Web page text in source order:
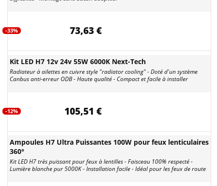
-33% 73,63 €
Kit LED H7 12v 24v 55W 6000K Next-Tech
Radiateur à ailettes en cuivre style "radiator cooling" - Doté d'un système
Canbus anti-erreur ODB - Haute qualité - Compact et facile à installer
-12% 105,51 €
Ampoules H7 Ultra Puissantes 100W pour feux lenticulaires
360°
Kit LED H7 très puissant pour feux à lentilles - Faisceau 100% respecté -
Lumière blanche pur 5000K - Installation facile - Idéal pour les feux de route